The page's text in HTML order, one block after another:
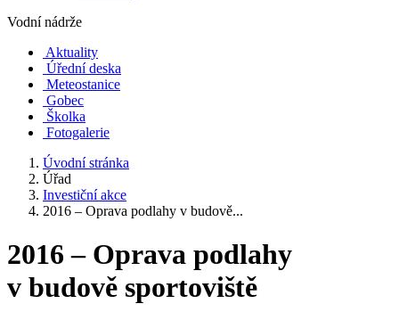
Vodní nádrže
Aktuality
Úřední deska
Meteostanice
Gobec
Školka
Fotogalerie
Úvodní stránka
Úřad
Investiční akce
2016 – Oprava podlahy v budově...
2016 – Oprava podlahy
v budově sportoviště